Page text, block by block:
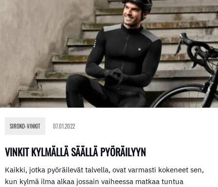
VINKIT KYLMÄLLÄ SÄÄLLÄ PYÖRÄILYYN
SIROKO-VINKIT 07.01.2022
Kaikki, jotka pyöräilevät talvella, ovat varmasti kokeneet sen,
kun kylmä ilma alkaa jossain vaiheessa matkaa tuntua